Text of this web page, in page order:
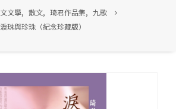
文學, 散文, 琦君作品集, 九歌
淚珠與珍珠（紀念珍藏版）